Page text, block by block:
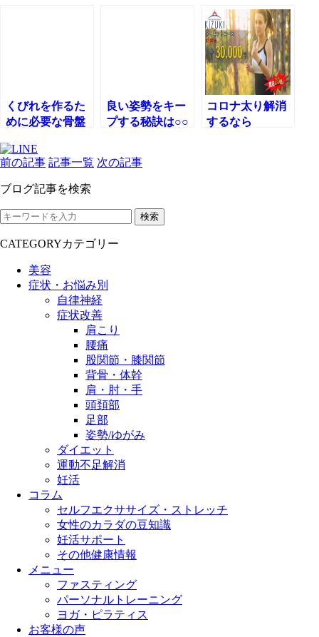
え、浮腫みが改
善する2つのポイ
ント！
くびれを作るた
めに必要な骨盤
ます！☺
良い姿勢をキー
プする秘訣は○○
コロナ太り解消
するなら
前の記事 記事一覧 次の記事
ブログ記事を検索
検索
CATEGORYカテゴリー
美容
症状・お悩み別
自律神経
症状改善
肩こり
腰痛
股関節・膝関節
背骨・体幹
肩・肘・手
頭頚部
足部
姿勢/ゆがみ
ダイエット
運動不足解消
妊活
コラム
セルフエクササイズ・ストレッチ
女性のカラダの豆知識
妊活サポート
その他健康情報
メニュー
ファスティング
パーソナルトレーニング
ヨガ・ピラティス
お客様の声